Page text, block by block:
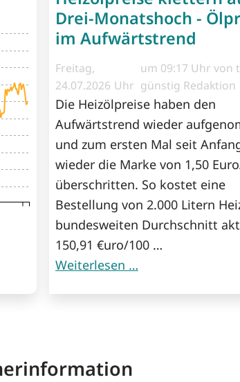
Drei-Monatshoch -
im Aufwärtstrend
Freitag,
24.07.2026
um 09:17 Uhr von
günstig Redaktion
Die Heizölpreise haben den
Aufwärtstrend wieder
und zum ersten Mal seit
wieder die Marke von 1,50
überschritten. So kostet eine
Bestellung von 2.000 Litern
bundesweiten Durchschnitt
150,91 €uro/100 …
Weiterlesen …